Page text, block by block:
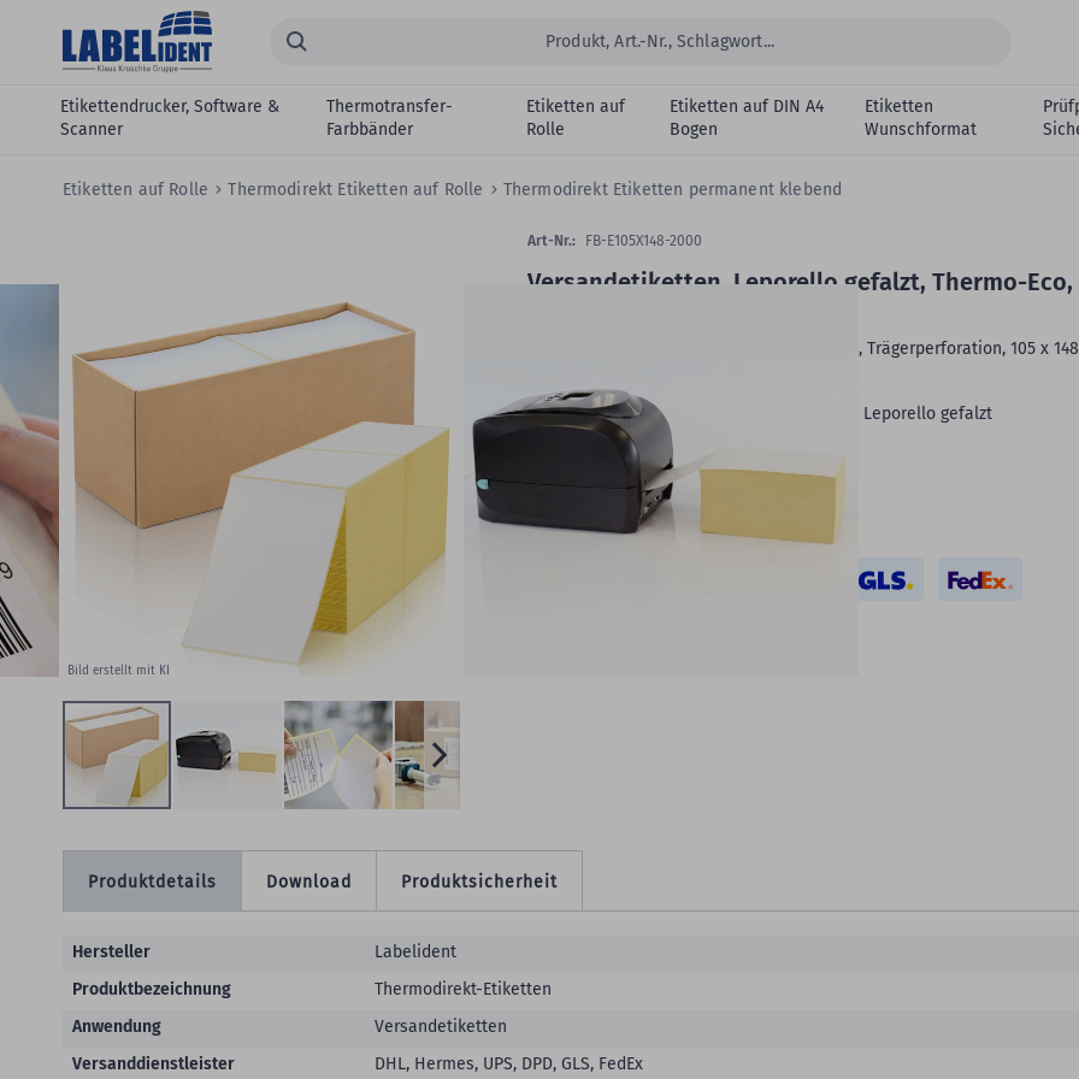
Zum Hauptinhalt springen
Suchen...
Etikettendrucker, Software &
Scanner
Thermotransfer-
Farbbänder
Etiketten auf
Rolle
Etiketten auf DIN A4
Bogen
Etiketten
Wunschformat
Etiketten auf Rolle Thermodirekt Etiketten auf Rolle Thermodirekt Etiketten permanent klebend
Bild erstellt mit KI
the
images
Versandetiketten, Leporello gefalzt, Thermo-Eco,
Thermoetiketten, weiß, permanent klebend, Trägerperforation, 105 x
Art-Nr.: FB-E105X148-2000
Produkthinweis:
Faltband ohne Lochrand, Leporello gefalzt
Rollenbreite (Trägerbreite):
ohne Farbband
VE:
2.000 Falzetiketten auf 1 Stapel
Etikettenformat geeignet für:
Produktdetails
Produktdetails
Hersteller
Labelident
Produktbezeichnung
Thermodirekt-Etiketten
Anwendung
Versandetiketten
Versanddienstleister
DHL, Hermes, UPS, DPD, GLS, FedEx
Download Produktsicherheit